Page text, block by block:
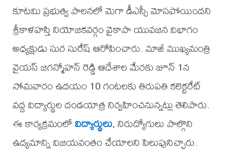
కూటమి ప్రభుత్వ పాలనలో మెగా డీఎస్సీ మోసపోయిందని
శ్రీకాళహస్తి నియోజకవర్గం వైకాపా యువజన విభాగం
అధ్యక్షుడు సుర సురేష్ ఆరోపించారు. మాజీ ముఖ్యమంత్రి
వైయస్ జగన్మోహన్ రెడ్డి ఆదేశాల మేరకు జూన్ 1న
సోమవారం ఉదయం 10 గంటలకు తిరుపతి కలెక్టరేట్
వద్ద విద్యార్థుల దండయాత్ర నిర్వహించనున్నట్లు తెలిపారు.
ఈ కార్యక్రమంలోవిద్యార్థులు, నిరుద్యోగులు పాల్గొని
ఉద్యమాన్ని విజయవంతం చేయాలని పిలుపునిచ్చారు.